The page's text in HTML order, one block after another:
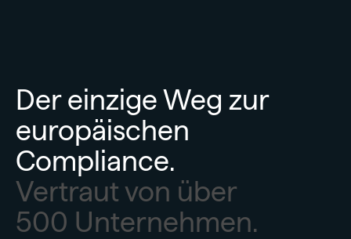
Der einzige Weg zur
europäischen
Compliance.
Vertraut von über
500 Unternehmen.